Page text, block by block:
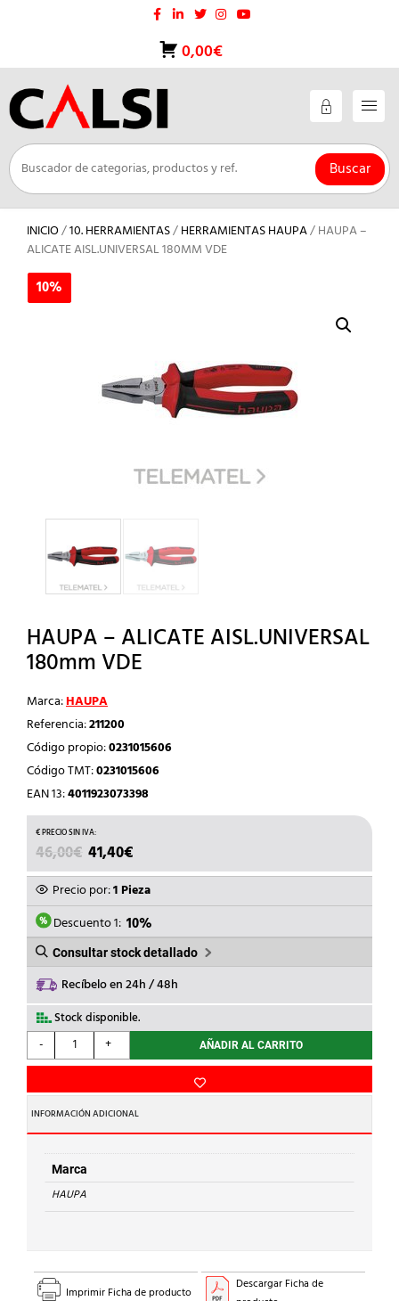
0,00€
Buscar
INICIO/10. HERRAMIENTAS/HERRAMIENTAS HAUPA/ HAUPA –
ALICATE AISL.UNIVERSAL 180MM VDE
10%
HAUPA – ALICATE AISL.UNIVERSAL
180mm VDE
Marca:HAUPA
Referencia:211200
Código propio:0231015606
Código TMT:0231015606
EAN 13:4011923073398
46,00€ EL
PRECIO
ORIGINAL
ERA:
46,00€.
41,40€
PRECIO
ACTUAL
ES:
41,40€.
Precio por:1 Pieza
Descuento 1: 10%
Consultar stock detallado
Recíbelo en 24h / 48h
Stock disponible.
-
HAUPA
-
AISL.UNIVERSAL
180mm
VDE
cantidad
+ AÑADIR AL CARRITO
INFORMACIÓN ADICIONAL
Marca
HAUPA
10%
Imprimir Ficha de producto
Descargar Ficha de